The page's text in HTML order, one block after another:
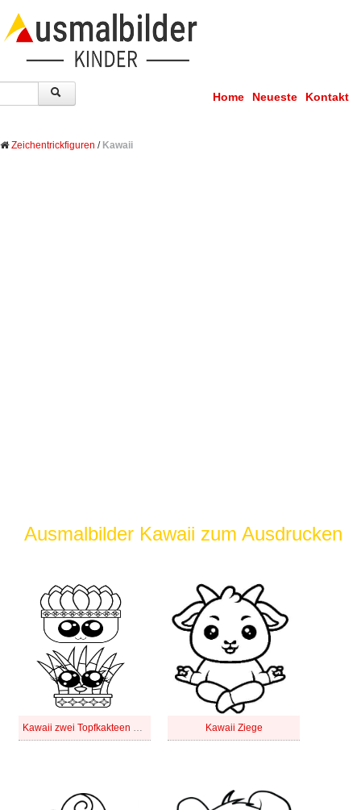
Home Neueste Kontakt
Zeichentrickfiguren / Kawaii
Ausmalbilder Kawaii zum Ausdrucken
Kawaii zwei Topfkakteen bild Kawaii Ziege